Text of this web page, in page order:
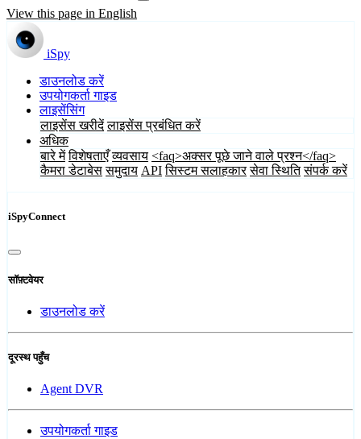
View this page in English
iSpy
डाउनलोड करें
उपयोगकर्ता गाइड
लाइसेंसिंग
लाइसेंस खरीदें लाइसेंस प्रबंधित करें
अधिक
बारे में विशेषताएँ व्यवसाय <faq>अक्सर पूछे जाने वाले प्रश्न</faq>
कैमरा डेटाबेस समुदाय API सिस्टम सलाहकार सेवा स्थिति संपर्क करें
iSpyConnect
सॉफ़्टवेयर
डाउनलोड करें
दूरस्थ पहुँच
Agent DVR
उपयोगकर्ता गाइड